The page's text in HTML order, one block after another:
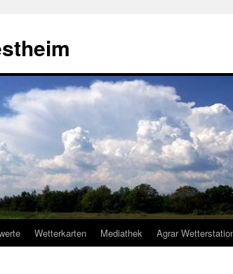
Wetterkarten Mediathek Agrar